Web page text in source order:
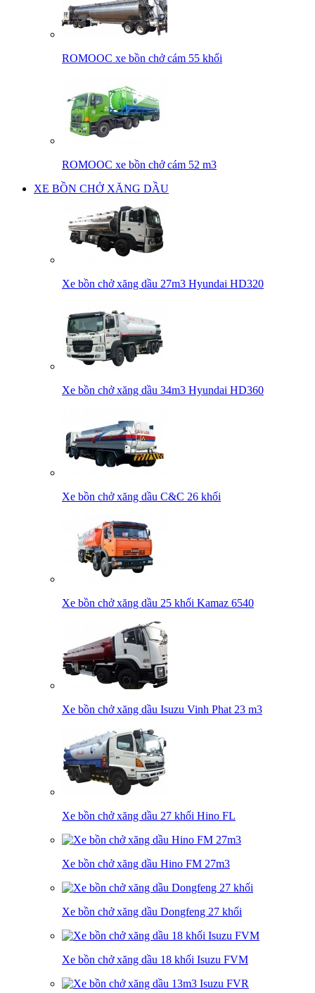
ROMOOC xe bồn chở cám 55 khối
ROMOOC xe bồn chở cám 52 m3
XE BỒN CHỞ XĂNG DẦU
Xe bồn chở xăng dầu 27m3 Hyundai HD320
Xe bồn chở xăng dầu 34m3 Hyundai HD360
Xe bồn chở xăng dầu C&C 26 khối
Xe bồn chở xăng dầu 25 khối Kamaz 6540
Xe bồn chở xăng dầu Isuzu Vinh Phat 23 m3
Xe bồn chở xăng dầu 27 khối Hino FL
Xe bồn chở xăng dầu Hino FM 27m3
Xe bồn chở xăng dầu Dongfeng 27 khối
Xe bồn chở xăng dầu 18 khối Isuzu FVM